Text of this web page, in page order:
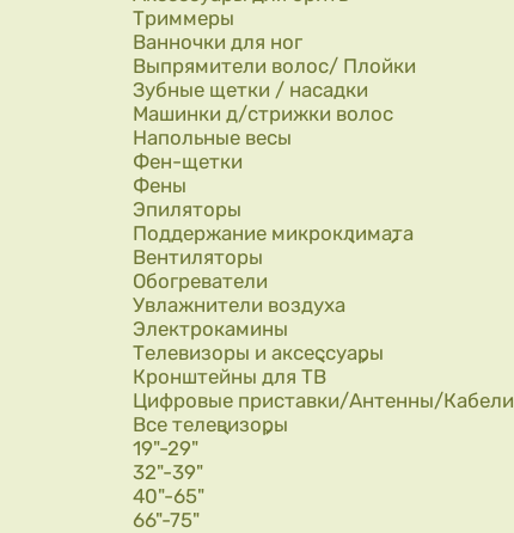
Триммеры
Ванночки для ног
Выпрямители волос/ Плойки
Зубные щетки / насадки
Машинки д/стрижки волос
Напольные весы
Фен-щетки
Фены
Эпиляторы
Поддержание микроклимата
Вентиляторы
Обогреватели
Увлажнители воздуха
Электрокамины
Телевизоры и аксессуары
Кронштейны для ТВ
Цифровые приставки/Антенны/Кабели
Все телевизоры
19"-29"
32"-39"
40"-65"
66"-75"